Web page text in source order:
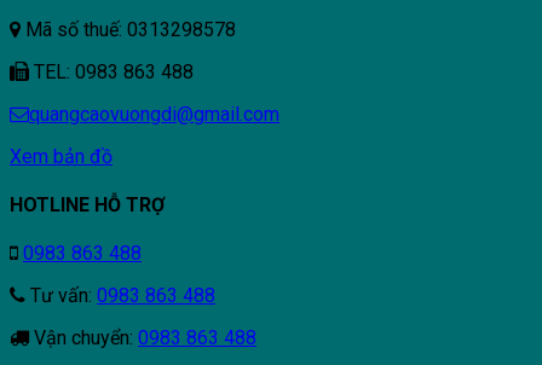
Mã số thuế: 0313298578
TEL: 0983 863 488
quangcaovuongdi@gmail.com
Xem bản đồ
HOTLINE HỖ TRỢ
0983 863 488
Tư vấn: 0983 863 488
Vận chuyển: 0983 863 488